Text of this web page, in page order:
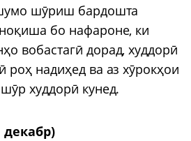
шӯриш бардошта
бо нафароне, ки
вобастагӣ дорад, худдорӣ
роҳ надиҳед ва аз хӯрокҳои
худдорӣ кунед.
декабр)